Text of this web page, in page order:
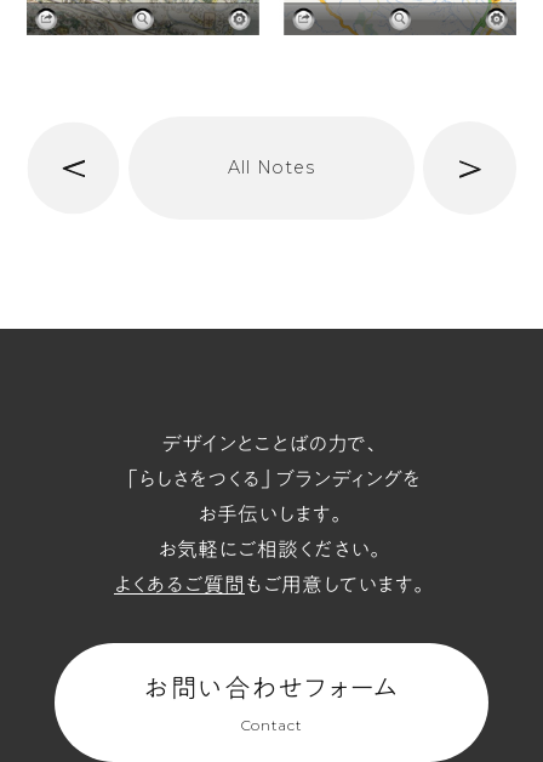
前 All Notes 次
デザインとことばの力で、
「らしさをつくる」ブランディングを
お手伝いします。
お気軽にご相談ください。
よくあるご質問 もご用意しています。
お問い合わせフォーム
Contact